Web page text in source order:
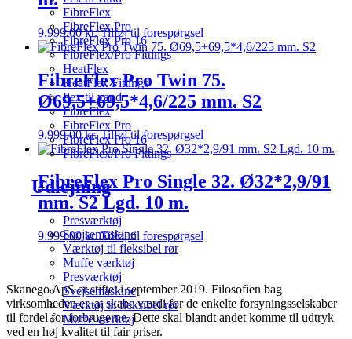
FibreFlex
FibreFlex Pro
FibreFlex Pro 16
FibreFlex/Pro Fittings
HeatFlex
HeatFlex Fittings
Pex til vand
FibreFlex
FibreFlex Pro
FibreFlex Pro 16
FibreFlex/Pro Fittings
Udlejning
Presværktøj
Svejsemaskine
Værktøj til fleksibel rør
Muffe værktøj
Presværktøj
Svejsemaskine
Værktøj til fleksibel rør
Muffe værktøj
9.999,00kr. Tilføj til forespørgsel
FibreFlex Pro Twin 75.
Ø69,5+69,5*4,6/225 mm. S2
9.999,00kr. Tilføj til forespørgsel
FibreFlex Pro Single 32. Ø32*2,9/91
mm. S2 Lgd. 10 m.
9.999,00kr. Tilføj til forespørgsel
Skanego ApS er stiftet i september 2019. Filosofien bag
virksomheden er, at skabe værdi for de enkelte forsyningsselskaber
til fordel for forbrugerne. Dette skal blandt andet komme til udtryk
ved en høj kvalitet til fair priser.